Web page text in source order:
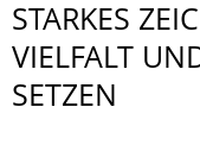
STARKES
VIELFALT
SETZEN